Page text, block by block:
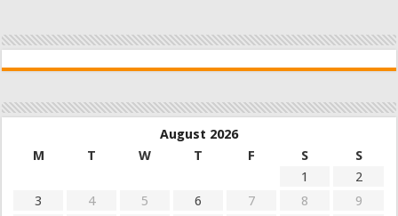
August 2026
M
T W T F S
S
1
2
3
4 5 6 7 8
9